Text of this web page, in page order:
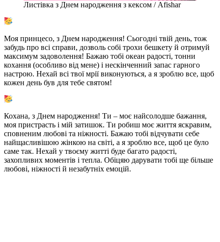
Листівка з Днем народження з кексом / Afishar
Моя принцесо, з Днем народження! Сьогодні твій день, тож
забудь про всі справи, дозволь собі трохи бешкету й отримуй
максимум задоволення! Бажаю тобі океан радості, тонни
кохання (особливо від мене) і нескінченний запас гарного
настрою. Нехай всі твої мрії виконуються, а я зроблю все, щоб
кожен день був для тебе святом!
Кохана, з Днем народження! Ти – моє найсолодше бажання,
моя пристрасть і мій затишок. Ти робиш моє життя яскравим,
сповненим любові та ніжності. Бажаю тобі відчувати себе
найщасливішою жінкою на світі, а я зроблю все, щоб це було
саме так. Нехай у твоєму житті буде багато радості,
захопливих моментів і тепла. Обіцяю дарувати тобі ще більше
любові, ніжності й незабутніх емоцій.